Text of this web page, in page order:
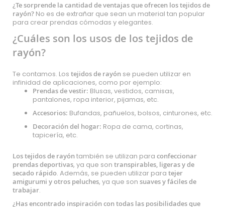
¿Te sorprende la cantidad de ventajas que ofrecen los tejidos de
rayón? No es de extrañar que sean un material tan popular
para crear prendas cómodas y elegantes.
¿Cuáles son los usos de los tejidos de
rayón?
Te contamos. Los tejidos de rayón se pueden utilizar en
infinidad de aplicaciones, como por ejemplo:
Prendas de vestir: Blusas, vestidos, camisas,
pantalones, ropa interior, pijamas, etc.
Accesorios: Bufandas, pañuelos, bolsos, cinturones, etc.
Decoración del hogar: Ropa de cama, cortinas,
tapicería, etc.
Los tejidos de rayóntambién se utilizan para confeccionar
prendas deportivas, ya que son transpirables, ligeras y de
secado rápido. Además, se pueden utilizar para tejer
amigurumi y otros peluches, ya que son suaves y fáciles de
trabajar.
¿Has encontrado inspiración con todas las posibilidades que